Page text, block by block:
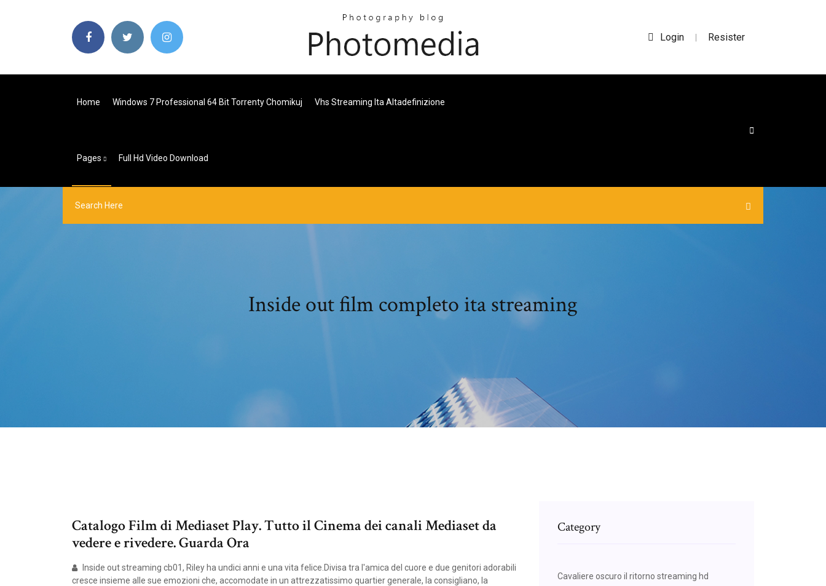
Login | Resister
Home Windows 7 Professional 64 Bit Torrenty Chomikuj Vhs Streaming Ita Altadefinizione
Pages Full Hd Video Download
Inside out film completo ita streaming
Catalogo Film di Mediaset Play. Tutto il Cinema dei canali Mediaset da
vedere e rivedere. Guarda Ora
Inside out streaming cb01, Riley ha undici anni e una vita felice.Divisa tra l'amica del cuore e due genitori adorabili
cresce insieme alle sue emozioni che, accomodate in un attrezzatissimo quartier generale, la consigliano, la
Category
Cavaliere oscuro il ritorno streaming hd